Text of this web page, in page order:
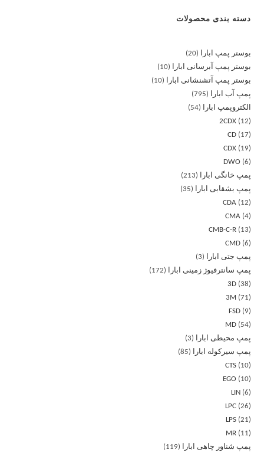
دسته بندی محصولات
بوستر پمپ ابارا
20
بوستر پمپ آبرسانی ابارا
10
بوستر پمپ آتشنشانی ابارا
10
پمپ آب ابارا
795
الکتروپمپ ابارا
54
2CDX
12
CD
17
CDX
19
DWO
6
پمپ خانگی ابارا
213
پمپ بشقابی ابارا
35
CDA
12
CMA 4
CMB-C-R
13
CMD 6
پمپ جتی ابارا
3
پمپ سانترفیوژ زمینی ابارا
172
3D 38
3M
71
FSD
9
MD
54
پمپ محیطی ابارا
3
پمپ سیرکوله ابارا
85
CTS
10
EGO
10
LIN
6
LPC 26
LPS 21
MR
11
پمپ شناور چاهی ابارا
119